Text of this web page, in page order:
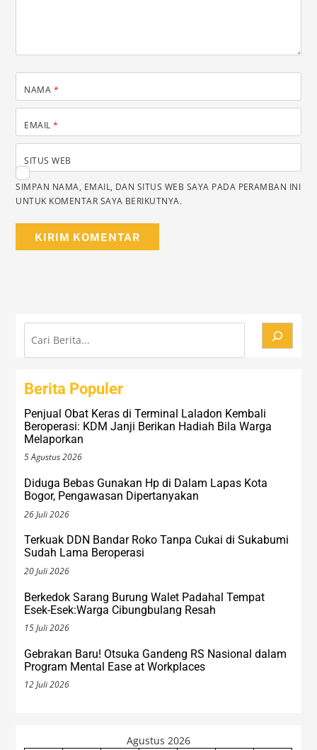
NAMA *
EMAIL*
SITUS WEB
SIMPAN NAMA, EMAIL, DAN SITUS WEB SAYA PADA PERAMBAN INI
UNTUK KOMENTAR SAYA BERIKUTNYA.
Berita Populer
Penjual Obat Keras di Terminal Laladon Kembali
Beroperasi: KDM Janji Berikan Hadiah Bila Warga
Melaporkan
5 Agustus 2026
Diduga Bebas Gunakan Hp di Dalam Lapas Kota
Bogor, Pengawasan Dipertanyakan
26 Juli 2026
Terkuak DDN Bandar Roko Tanpa Cukai di Sukabumi
Sudah Lama Beroperasi
20 Juli 2026
Berkedok Sarang Burung Walet Padahal Tempat
Esek-Esek:Warga Cibungbulang Resah
15 Juli 2026
Gebrakan Baru! Otsuka Gandeng RS Nasional dalam
Program Mental Ease at Workplaces
12 Juli 2026
Agustus 2026